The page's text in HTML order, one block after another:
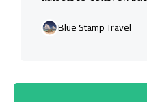
Blue Stamp Travel